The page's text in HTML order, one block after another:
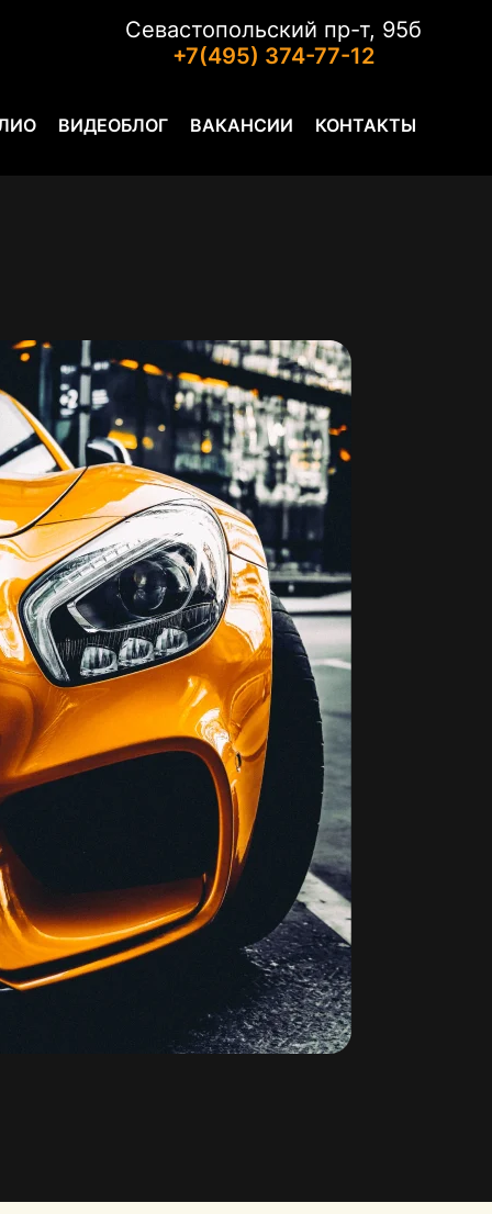
Севастопольский пр-т, 95б
+7(495) 374-77-12
ВИДЕОБЛОГ ВАКАНСИИ КОНТАКТЫ